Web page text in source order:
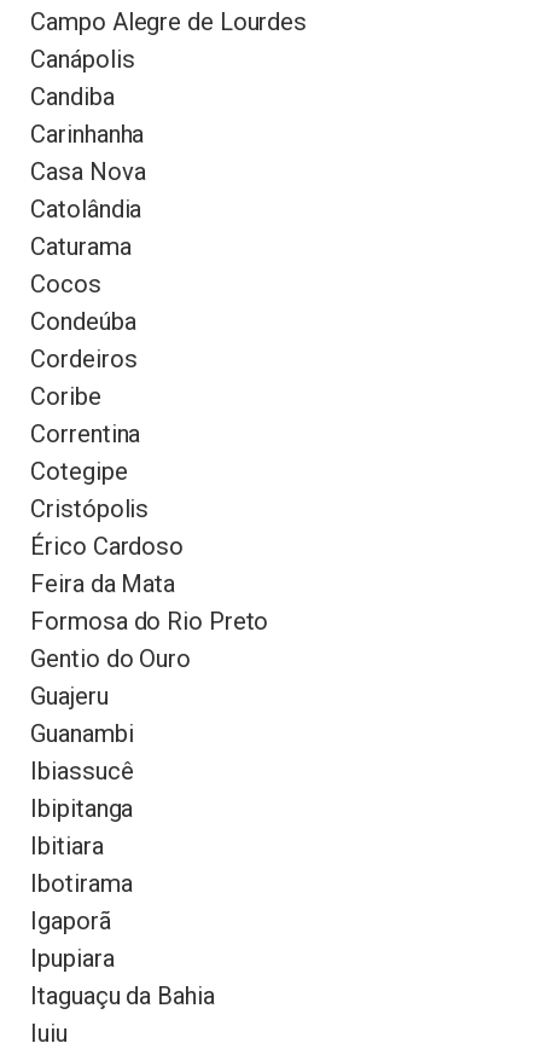
Campo Alegre de Lourdes
Canápolis
Candiba
Carinhanha
Casa Nova
Catolândia
Caturama
Cocos
Condeúba
Cordeiros
Coribe
Correntina
Cotegipe
Cristópolis
Érico Cardoso
Feira da Mata
Formosa do Rio Preto
Gentio do Ouro
Guajeru
Guanambi
Ibiassucê
Ibipitanga
Ibitiara
Ibotirama
Igaporã
Ipupiara
Itaguaçu da Bahia
Iuiu